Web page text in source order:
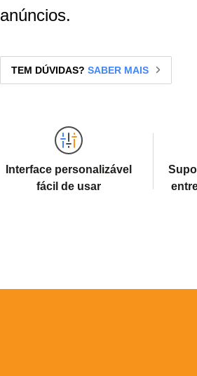
anúncios.
TEM DÚVIDAS? SABER MAIS
Interface personalizável
fácil de usar